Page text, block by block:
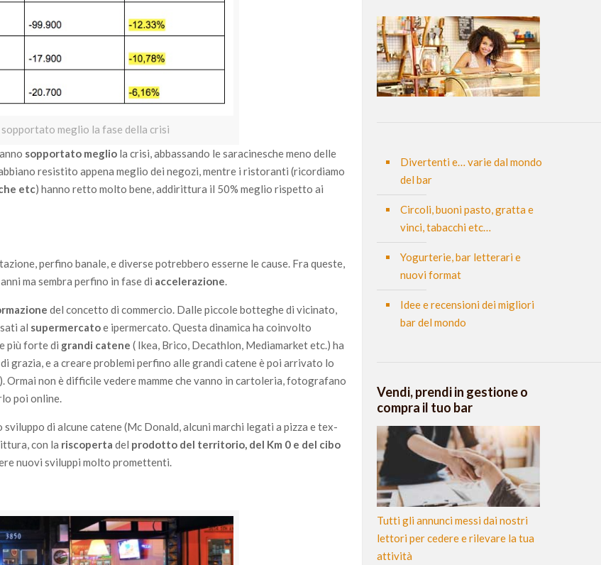
meglio la fase della crisi
sopportato meglio la crisi, abbassando le saracinesche meno delle
resistito appena meglio dei negozi, mentre i ristoranti (ricordiamo
etc) hanno retto molto bene, addirittura il 50% meglio rispetto ai
perfino banale, e diverse potrebbero esserne le cause. Fra queste,
ma sembra perfino in fase di accelerazione.
del concetto di commercio. Dalle piccole botteghe di vicinato,
al supermercatoe ipermercato. Questa dinamica ha coinvolto
più forte di grandi catene( Ikea, Brico, Decathlon, Mediamarket etc.) ha
grazia, e a creare problemi perfino alle grandi catene è poi arrivato lo
Ormai non è difficile vedere mamme che vanno in cartoleria, fotografano
poi online.
di alcune catene (Mc Donald, alcuni marchi legati a pizza e tex-
con la riscopertadel prodotto del territorio, del Km 0 e del cibo
nuovi sviluppi molto promettenti.
Divertenti e… varie dal mondo
del bar
Circoli, buoni pasto, gratta e
vinci, tabacchi etc…
Yogurterie, bar letterari e
nuovi format
Idee e recensioni dei migliori
bar del mondo
Vendi, prendi in gestione o
compra il tuo bar
Tutti gli annunci messi dai nostri
lettori per cedere e rilevare la tua
attività